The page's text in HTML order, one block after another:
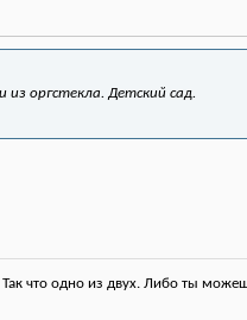
оргстекла. Детский сад.
что одно из двух. Либо ты